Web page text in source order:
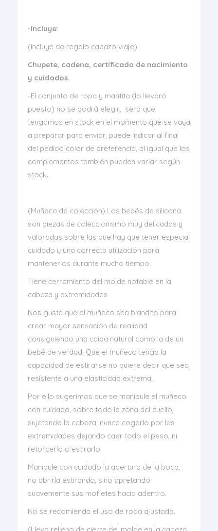
-Incluye:
(incluye de regalo capazo viaje)
Chupete, cadena, certificado de nacimiento
y cuidados.
-El conjunto de ropa y mantita (lo llevará
puesto) no se podrá elegir, será que
tengamos en stock en el momento que se vaya
a preparar para enviar, puede indicar al final
del pedido color de preferencia, al igual que los
complementos también pueden variar según
stock.
(Muñeca de colección) Los bebés de silicona
son piezas de coleccionismo muy delicadas y
valoradas sobre las que hay que tener especial
cuidado y una correcta utilización para
mantenerlos durante mucho tiempo.
Tiene cerramiento del molde notable en la
cabeza y extremidades
Nos gusta que el muñeco sea blandito para
crear mayor sensación de realidad
consiguiendo una caída natural como la de un
bebé de verdad. Que el muñeco tenga la
capacidad de estirarse no quiere decir que sea
resistente a una elasticidad extrema.
Por ello sugerimos que se manipule el muñeco
con cuidado, sobre todo la zona del cuello,
sujetando la cabeza, nunca cogerlo por las
extremidades dejando caer todo el peso, ni
retorcerlo o estirarlo
Manipule con cuidado la apertura de la boca,
no abrirla estirando, sino apretando
suavemente sus mofletes hacia adentro.
No se recomienda el uso de ropa ajustada.